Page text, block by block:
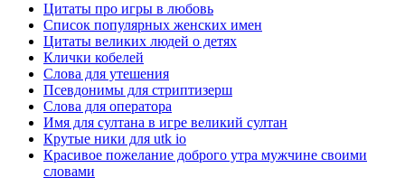
Цитаты про игры в любовь
Список популярных женских имен
Цитаты великих людей о детях
Клички кобелей
Слова для утешения
Псевдонимы для стриптизерш
Слова для оператора
Имя для султана в игре великий султан
Крутые ники для utk io
Красивое пожелание доброго утра мужчине своими
словами